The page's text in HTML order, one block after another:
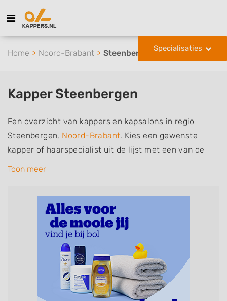
Specialisaties
Home Noord-Brabant Steenbergen
Kapper Steenbergen
Een overzicht van kappers en kapsalons in regio
Steenbergen, Noord-Brabant. Kies een gewenste
kapper of haarspecialist uit de lijst met een van de
volgende specialisaties of aantekeningen: mannen of
zonder afspraak terecht kunt. De vermelde kappers
kunnen uw haren wassen, knippen, föhnen en kleuren,
maar ook helpen met extensions, balyage, invlechten,
opsteken, weave, een keratinebehandeling, een
permanent, een bruidkapsel, make-up & visagie,
epileren, schoonheidsbehandelingen, het trimmen van
een baard en pruiken. U kunt de zoekresultaten
Toon meer